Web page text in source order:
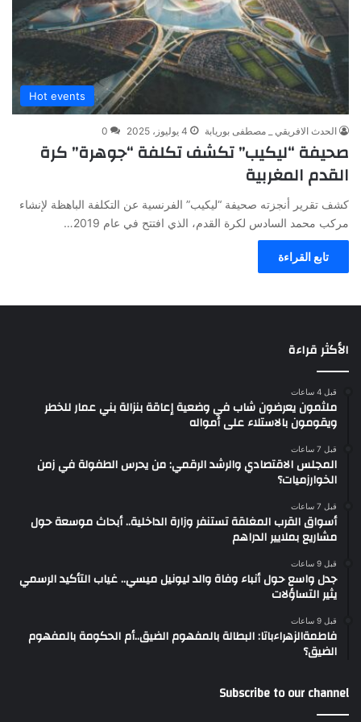
Hot events
الحدث الافريقي _ مصطفى بوريابة 4 يوليوز، 2025 0
صحيفة “ليكيب” تكشف تكلفة “جوهرة” كرة
القدم المغربية
كشف تقرير أنجزته صحيفة “ليكيب” الفرنسية عن التكلفة الباهظة لإنشاء
مركب محمد السادس لكرة القدم، الذي افتتح في عام 2019…
تابع القراءة
الأكثر قراءة
قبل 4 ساعات
ملثمون يعرضون شاب في وضعية إعاقة بنزالة بني عمار للخطر
ويقومون بالاستلاء على أمواله
قبل 7 ساعات
المجلس الاقتصادي والرشد الرقمي: من يحرس الطفولة في زمن
الخوارزميات؟
قبل 7 ساعات
أسواق القرب المغلقة تستنفر وزارة الداخلية.. أبحاث موسعة حول
مشاريع بملايير الدراهم
قبل 9 ساعات
جدل واسع حول أنباء وفاة والد ليونيل ميسي.. غياب التأكيد الرسمي
يثير التساؤلات
قبل 9 ساعات
فاطمةالزهراءباتا: البطالة بالمفهوم الضيق..أم الحكومة بالمفهوم
الضيق؟
Subscribe to our channel